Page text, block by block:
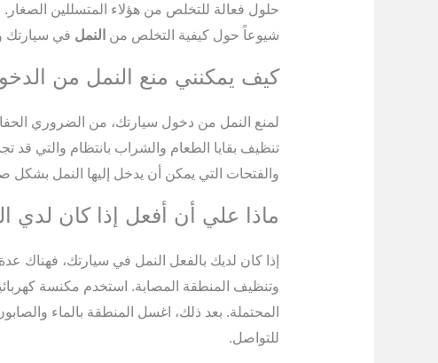
حلول فعالة للتخلص من هؤلاء المتسللين
شيوعاً حول كيفية التخلص من النمل في سيارتك
كيف يمكنني منع النمل من
لمنع النمل من دخول سيارتك، من الضروري
تنظيف بقايا الطعام والشراب بانتظام والتي قد
والفتحات التي يمكن أن يدخل إليها النمل بشكل
ماذا علي أن أفعل إذا كان لدي
إذا كان لديك بالفعل النمل في سيارتك، فهناك
وتنظيف المنطقة المصابة. استخدم مكنسة
المحتملة. بعد ذلك، اغسل المنطقة بالماء
للتواصل.